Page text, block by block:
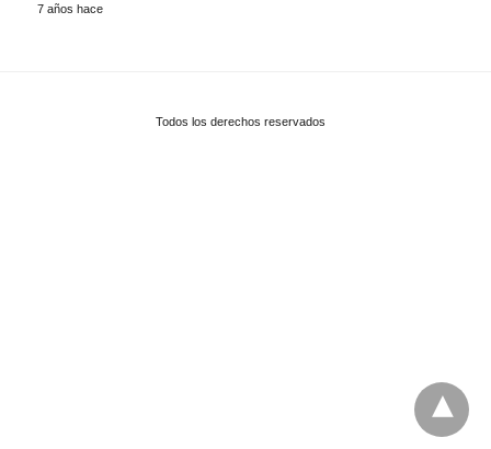
7 años hace
Todos los derechos reservados